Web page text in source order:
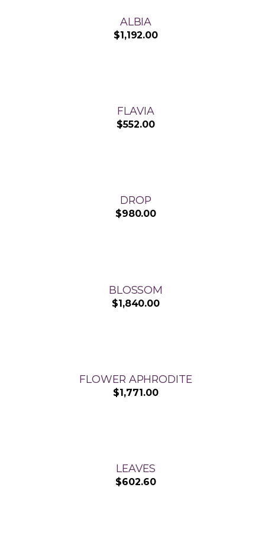
ALBIA
$1,192.00
FLAVIA
$552.00
DROP
$980.00
BLOSSOM
$1,840.00
FLOWER APHRODITE
$1,771.00
LEAVES
$602.60